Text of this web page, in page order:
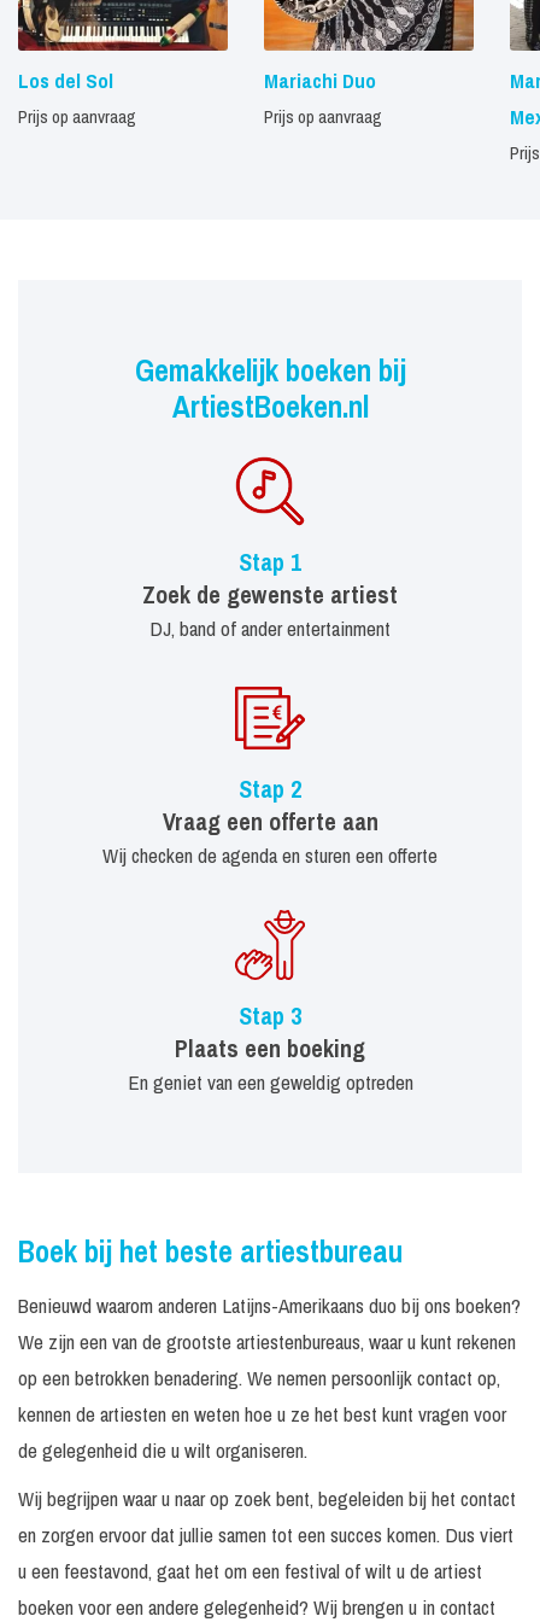
Los del Sol
Prijs op aanvraag
Mariachi Duo
Prijs op aanvraag
Gemakkelijk boeken bij
ArtiestBoeken.nl
Stap 1
Zoek de gewenste artiest
DJ, band of ander entertainment
Stap 2
Vraag een offerte aan
Wij checken de agenda en sturen een offerte
Stap 3
Plaats een boeking
En geniet van een geweldig optreden
Boek bij het beste artiestbureau
Benieuwd waarom anderen Latijns-Amerikaans duo bij ons boeken?
We zijn een van de grootste artiestenbureaus, waar u kunt rekenen
op een betrokken benadering. We nemen persoonlijk contact op,
kennen de artiesten en weten hoe u ze het best kunt vragen voor
de gelegenheid die u wilt organiseren.
Wij begrijpen waar u naar op zoek bent, begeleiden bij het contact
en zorgen ervoor dat jullie samen tot een succes komen. Dus viert
u een feestavond, gaat het om een festival of wilt u de artiest
boeken voor een andere gelegenheid? Wij brengen u in contact